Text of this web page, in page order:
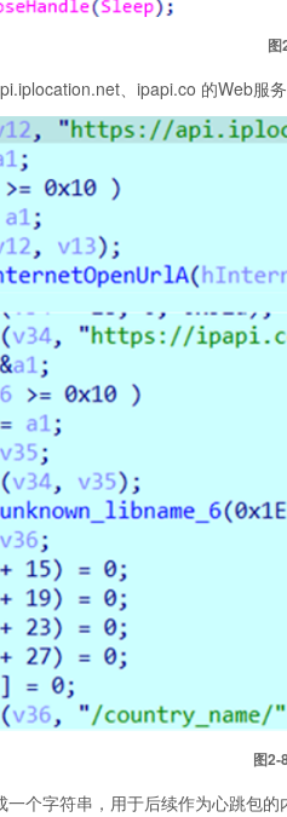
图
、ipapi.co 的Web服
图
个字符串，用于后续作为心跳包